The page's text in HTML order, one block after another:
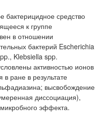
бактерицидное средство
к группе
в отношении
бактерий Escherichia
Klebsiella spp.
активностью ионов
ране в результате
высвобождение
диссоциация),
эффекта.